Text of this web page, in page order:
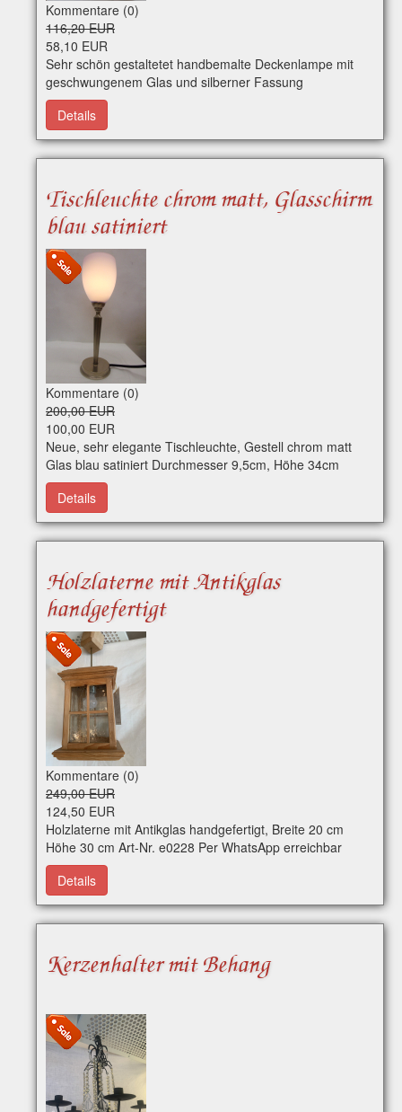
Kommentare (0)
116,20 EUR
58,10 EUR
Sehr schön gestaltetet handbemalte Deckenlampe mit
geschwungenem Glas und silberner Fassung
Durchmesser 20 cm Regulärer Preis 116,20 Euro - 50 %
Nachlass Art-Nr. e0234 Per WhatsApp erreichbar
Details
Tischleuchte chrom matt, Glasschirm
blau satiniert
Kommentare (0)
200,00 EUR
100,00 EUR
Neue, sehr elegante Tischleuchte, Gestell chrom matt
Glas blau satiniert Durchmesser 9,5cm, Höhe 34cm
Details
Holzlaterne mit Antikglas
handgefertigt
Kommentare (0)
249,00 EUR
124,50 EUR
Holzlaterne mit Antikglas handgefertigt, Breite 20 cm
Höhe 30 cm Art-Nr. e0228 Per WhatsApp erreichbar
Details
Kerzenhalter mit Behang